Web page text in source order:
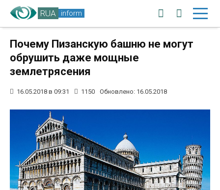
RUA inform
Почему Пизанскую башню не могут
обрушить даже мощные
землетрясения
16.05.2018 в 09:31 1150 Обновлено: 16.05.2018